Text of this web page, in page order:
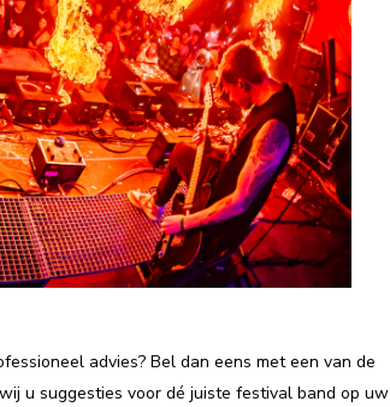
advies? Bel dan eens met een van de
u suggesties voor dé juiste festival band op uw